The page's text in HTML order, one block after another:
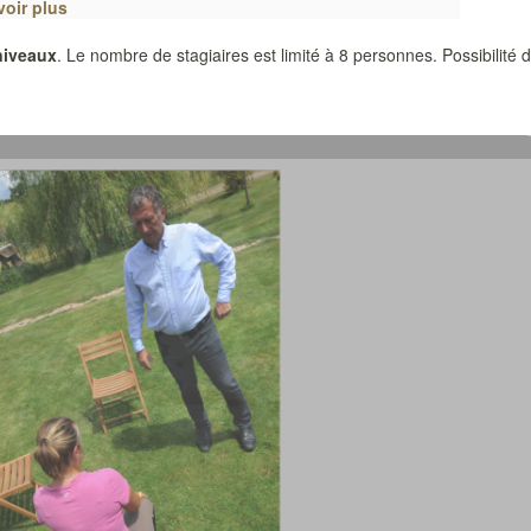
plus
. Le nombre de stagiaires est limité à 8 personnes. Possibilité